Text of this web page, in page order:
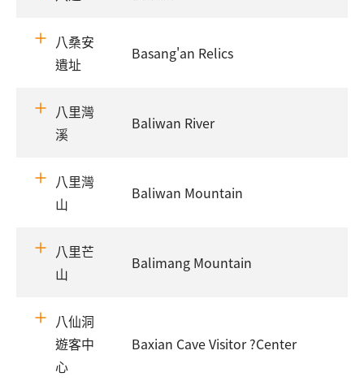
八桑安
遺址
Basang'an Relics
八里灣
溪
Baliwan River
八里灣
山
Baliwan Mountain
八里芒
山
Balimang Mountain
八仙洞
遊客中
心
Baxian Cave Visitor ?Center